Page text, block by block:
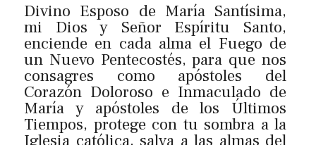
Divino Esposo de María Santísima,
mi Dios y Señor Espíritu Santo,
enciende en cada alma el Fuego de
un Nuevo Pentecostés, para que nos
consagres como apóstoles del
Corazón Doloroso e Inmaculado de
María y apóstoles de los Últimos
Tiempos, protege con tu sombra a la